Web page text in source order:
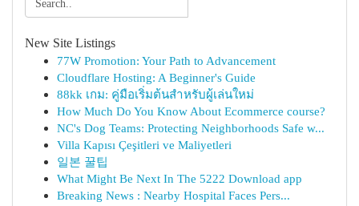
New Site Listings
77W Promotion: Your Path to Advancement
Cloudflare Hosting: A Beginner's Guide
88kk เกม: คู่มือเริ่มต้นสำหรับผู้เล่นใหม่
How Much Do You Know About Ecommerce course?
NC's Dog Teams: Protecting Neighborhoods Safe w...
Villa Kapısı Çeşitleri ve Maliyetleri
일본 꿀팁
What Might Be Next In The 5222 Download app
Breaking News : Nearby Hospital Faces Pers...